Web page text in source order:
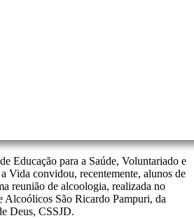
Educação para a Saúde, Voluntariado e
Vida convidou, recentemente, alunos de
reunião de alcoologia, realizada no
Alcoólicos São Ricardo Pampuri, da
Deus, CSSJD.